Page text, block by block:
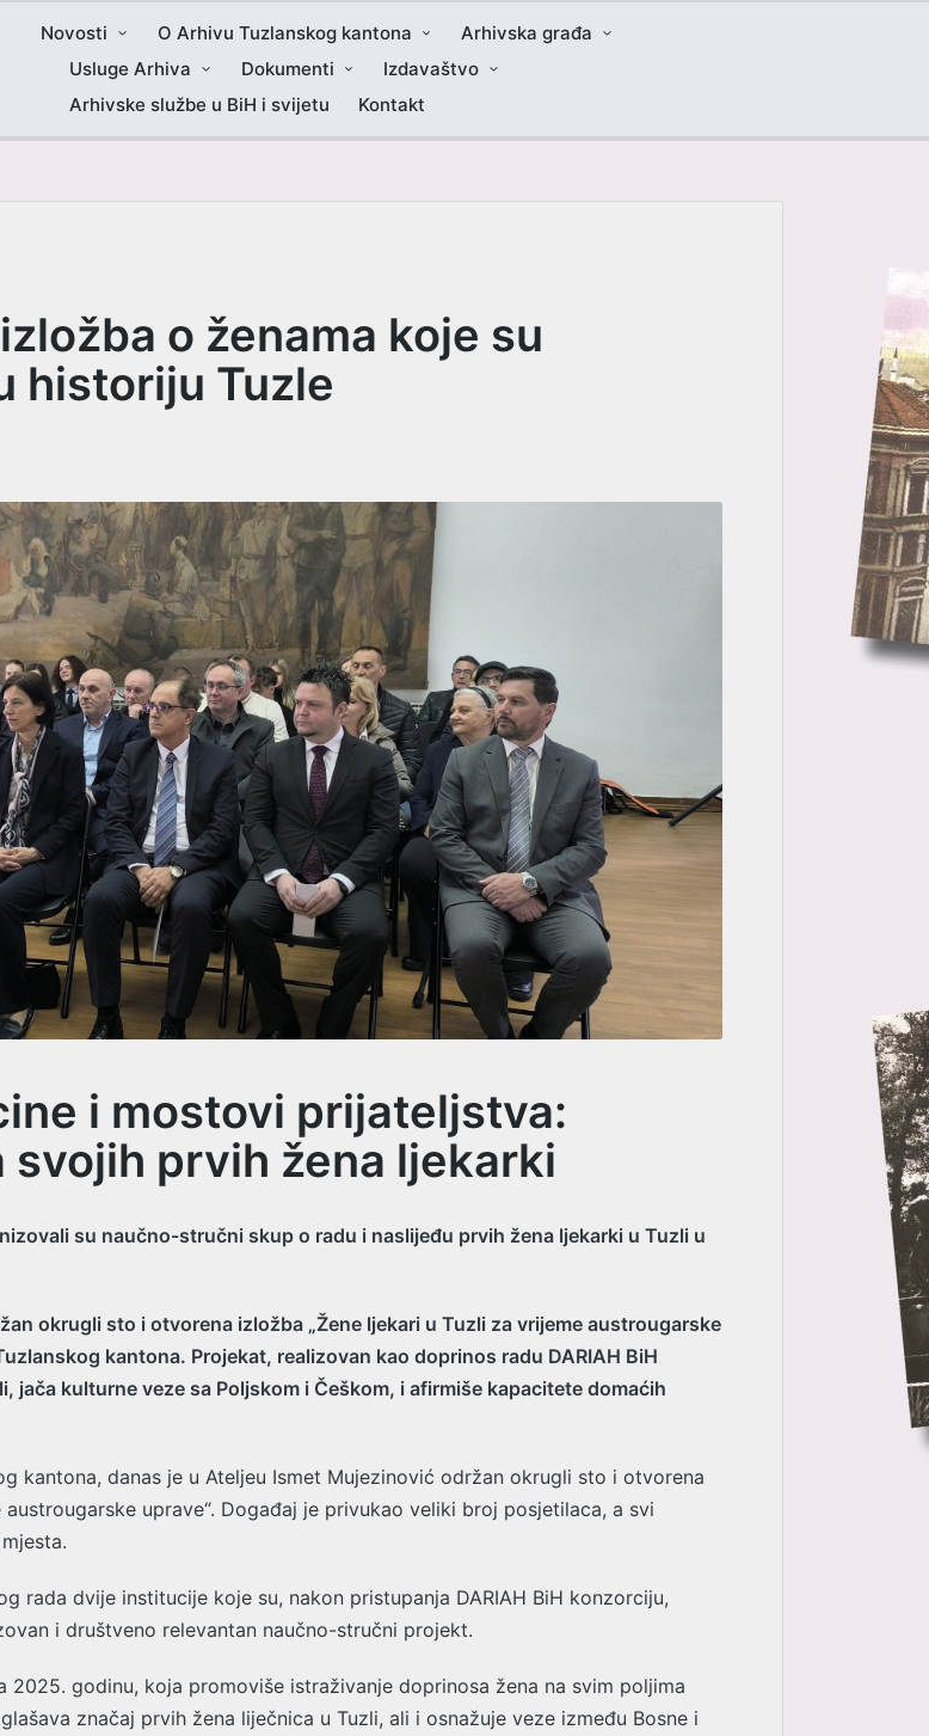
Novosti O Arhivu Tuzlanskog kantona
Arhivska građa
Usluge Arhiva
Dokumenti
Izdavaštvo
Arhivske službe u BiH i svijetu
Kontakt
o ženama koje su
historiju Tuzle
i mostovi prijateljstva:
svojih prvih žena ljekarki
su naučno-stručni skup o radu i naslijeđu prvih žena ljekarki u Tuzli u
okrugli sto i otvorena izložba „Žene ljekari u Tuzli za vrijeme austrougarske
kantona. Projekat, realizovan kao doprinos radu DARIAH BiH
kulturne veze sa Poljskom i Češkom, i afirmiše kapacitete domaćih
kantona, danas je u Ateljeu Ismet Mujezinović održan okrugli sto i otvorena
uprave“. Događaj je privukao veliki broj posjetilaca, a svi
rada dvije institucije koje su, nakon pristupanja DARIAH BiH konzorciju,
i društveno relevantan naučno-stručni projekt.
2025. godinu, koja promoviše istraživanje doprinosa žena na svim poljima
značaj prvih žena liječnica u Tuzli, ali i osnažuje veze između Bosne i